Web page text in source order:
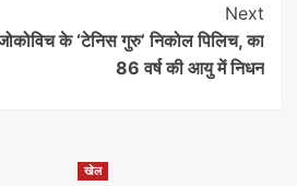
Next
के ‘टेनिस गुरु’ निकोल पिलिच, का
86 वर्ष की आयु में निधन
खेल